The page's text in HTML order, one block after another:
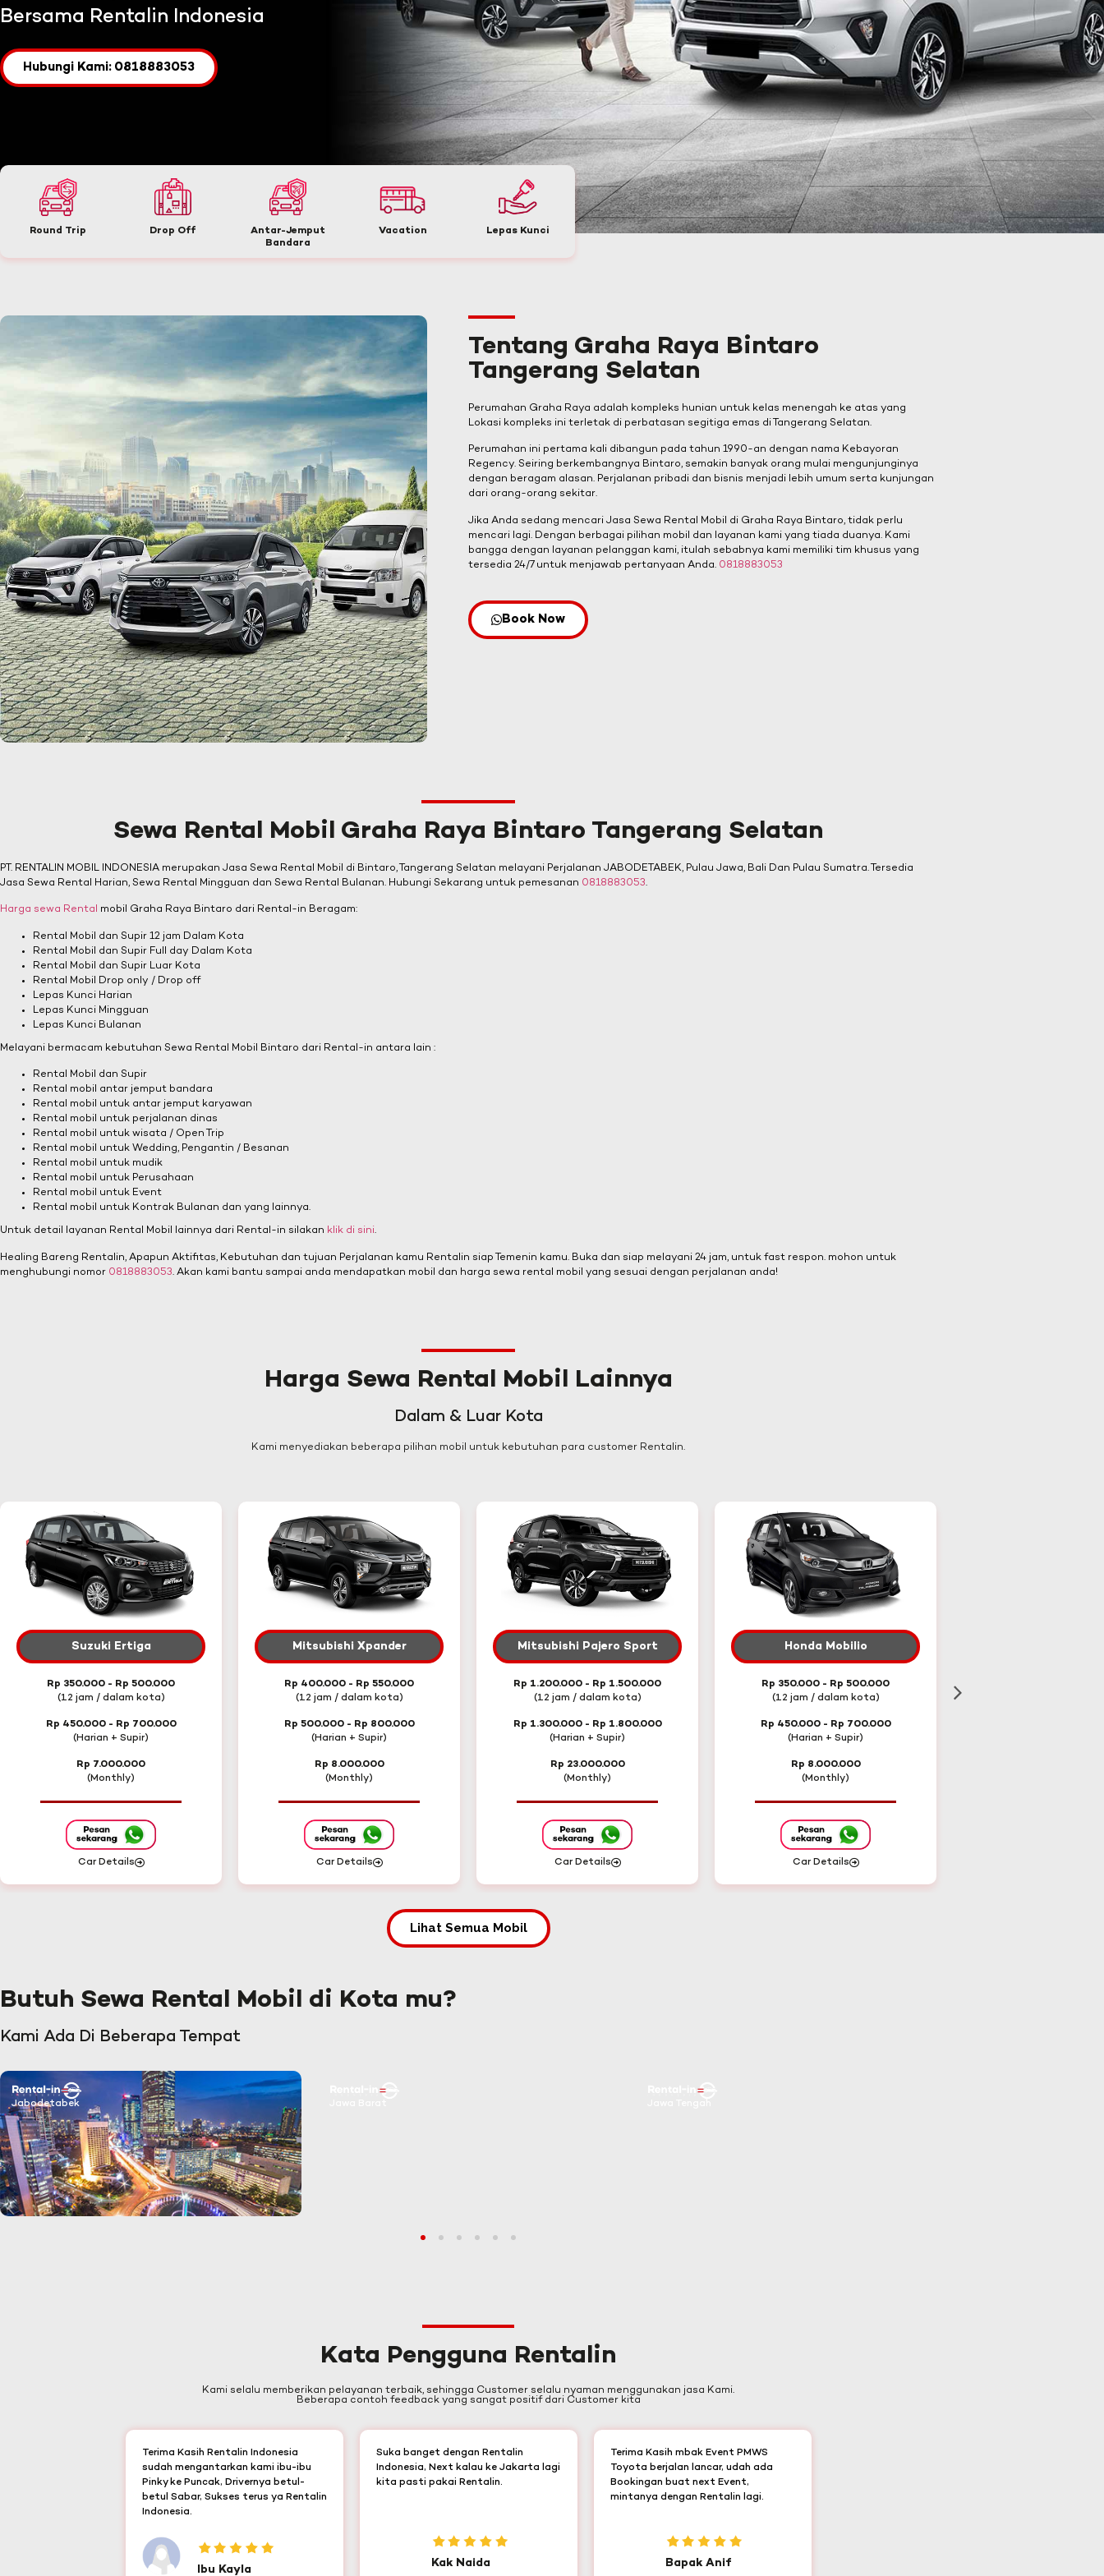
Bersama Rentalin Indonesia
Hubungi Kami: 0818883053
Round Trip Drop Off
Antar-Jemput
Bandara
Vacation Lepas Kunci
Tentang Graha Raya Bintaro
Tangerang Selatan
Perumahan Graha Raya adalah kompleks hunian untuk kelas menengah ke atas yang
Lokasi kompleks ini terletak di perbatasan segitiga emas di Tangerang Selatan.
Perumahan ini pertama kali dibangun pada tahun 1990-an dengan nama Kebayoran
Regency. Seiring berkembangnya Bintaro, semakin banyak orang mulai mengunjunginya
dengan beragam alasan. Perjalanan pribadi dan bisnis menjadi lebih umum serta kunjungan
dari orang-orang sekitar.
Jika Anda sedang mencari Jasa Sewa Rental Mobil di Graha Raya Bintaro, tidak perlu
mencari lagi. Dengan berbagai pilihan mobil dan layanan kami yang tiada duanya. Kami
bangga dengan layanan pelanggan kami, itulah sebabnya kami memiliki tim khusus yang
tersedia 24/7 untuk menjawab pertanyaan Anda. 0818883053
Book Now
Sewa Rental Mobil Graha Raya Bintaro Tangerang Selatan
PT. RENTALIN MOBIL INDONESIA merupakan Jasa Sewa Rental Mobil di Bintaro, Tangerang Selatan melayani Perjalanan JABODETABEK, Pulau Jawa, Bali Dan Pulau Sumatra. Tersedia
Jasa Sewa Rental Harian, Sewa Rental Mingguan dan Sewa Rental Bulanan. Hubungi Sekarang untuk pemesanan 0818883053.
Harga sewa Rental mobil Graha Raya Bintaro dari Rental-in Beragam:
Rental Mobil dan Supir 12 jam Dalam Kota
Rental Mobil dan Supir Full day Dalam Kota
Rental Mobil dan Supir Luar Kota
Rental Mobil Drop only / Drop off
Lepas Kunci Harian
Lepas Kunci Mingguan
Lepas Kunci Bulanan
Melayani bermacam kebutuhan Sewa Rental Mobil Bintaro dari Rental-in antara lain :
Rental Mobil dan Supir
Rental mobil antar jemput bandara
Rental mobil untuk antar jemput karyawan
Rental mobil untuk perjalanan dinas
Rental mobil untuk wisata / Open Trip
Rental mobil untuk Wedding, Pengantin / Besanan
Rental mobil untuk mudik
Rental mobil untuk Perusahaan
Rental mobil untuk Event
Rental mobil untuk Kontrak Bulanan dan yang lainnya.
Untuk detail layanan Rental Mobil lainnya dari Rental-in silakan klik di sini.
Healing Bareng Rentalin, Apapun Aktifitas, Kebutuhan dan tujuan Perjalanan kamu Rentalin siap Temenin kamu. Buka dan siap melayani 24 jam, untuk fast respon. mohon untuk
menghubungi nomor 0818883053. Akan kami bantu sampai anda mendapatkan mobil dan harga sewa rental mobil yang sesuai dengan perjalanan anda!
Harga Sewa Rental Mobil Lainnya
Dalam & Luar Kota
Kami menyediakan beberapa pilihan mobil untuk kebutuhan para customer Rentalin.
Suzuki Ertiga
Rp 350.000 - Rp 500.000
(12 jam / dalam kota)
Rp 450.000 - Rp 700.000
(Harian + Supir)
Rp 7.000.000
(Monthly)
Car Details
Mitsubishi Xpander
Rp 400.000 - Rp 550.000
(12 jam / dalam kota)
Rp 500.000 - Rp 800.000
(Harian + Supir)
Rp 8.000.000
(Monthly)
Car Details
Mitsubishi Pajero Sport
Rp 1.200.000 - Rp 1.500.000
(12 jam / dalam kota)
Rp 1.300.000 - Rp 1.800.000
(Harian + Supir)
Rp 23.000.000
(Monthly)
Car Details
Honda Mobilio
Rp 350.000 - Rp 500.000
(12 jam / dalam kota)
Rp 450.000 - Rp 700.000
(Harian + Supir)
Rp 8.000.000
(Monthly)
Car Details
Lihat Semua Mobil
Butuh Sewa Rental Mobil di Kota mu?
Kami Ada Di Beberapa Tempat
Jabodetabek
3 4 5 6
Kata Pengguna Rentalin
Kami selalu memberikan pelayanan terbaik, sehingga Customer selalu nyaman menggunakan jasa Kami.
Beberapa contoh feedback yang sangat positif dari Customer kita
Terima Kasih Rentalin Indonesia
sudah mengantarkan kami ibu-ibu
Pinky ke Puncak, Drivernya betul-
betul Sabar, Sukses terus ya Rentalin
Indonesia.
Ibu Kayla
Suka banget dengan Rentalin
Indonesia, Next kalau ke Jakarta lagi
kita pasti pakai Rentalin.
Kak Naida
Terima Kasih mbak Event PMWS
Toyota berjalan lancar, udah ada
Bookingan buat next Event,
mintanya dengan Rentalin lagi.
Bapak Anif